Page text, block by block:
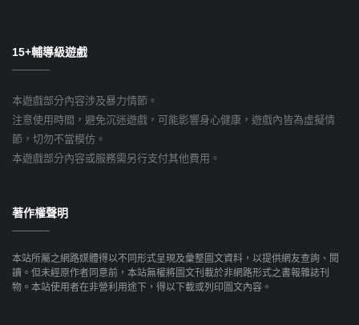
15+輔導級遊戲
本遊戲部分內容涉及暴力情節。
注意使用時間，避免沉迷遊戲，可能影響身心健康，遊戲內皆為虛擬情
節，切勿不當模仿。
本遊戲部分內容或服務需另行支付其他費用。
著作權聲明
本站所屬之網路媒體得以不同形式呈現及彙整圖文資料，以提供網友查詢、閱
讀。但未經原作者同意前，本站無權將圖文刊載於非網路形式之書報雜誌刊
物。本站使用者在非營利用途下，得以下載或列印圖文內容。